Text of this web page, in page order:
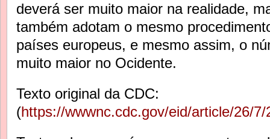
deverá ser muito maior na realidade,
também adotam o mesmo
países europeus, e mesmo assim, o
muito maior no Ocidente.
Texto original da CDC:
(https://wwwnc.cdc.gov/eid/article/26/7/